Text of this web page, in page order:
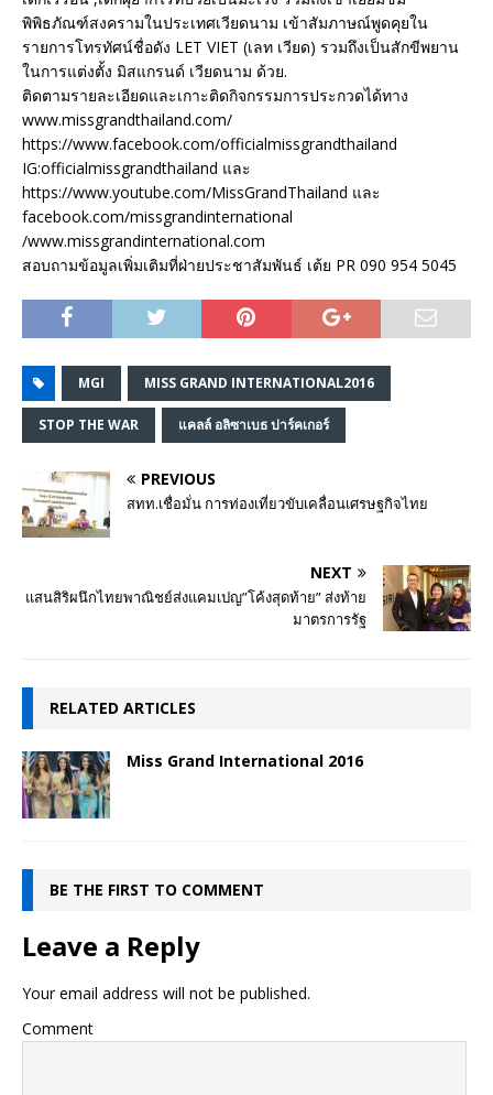
พิพิธภัณฑ์สงครามในประเทศเวียดนาม เข้าสัมภาษณ์พูดคุยใน
รายการโทรทัศน์ชื่อดัง LET VIET (เลท เวียด) รวมถึงเป็นสักขีพยาน
ในการแต่งตั้ง มิสแกรนด์ เวียดนาม ด้วย.
ติดตามรายละเอียดและเกาะติดกิจกรรมการประกวดได้ทาง
www.missgrandthailand.com/
https://www.facebook.com/officialmissgrandthailand
IG:officialmissgrandthailand และ
https://www.youtube.com/MissGrandThailand และ
facebook.com/missgrandinternational
/www.missgrandinternational.com
สอบถามข้อมูลเพิ่มเติมที่ฝ่ายประชาสัมพันธ์ เต้ย PR 090 954 5045
MGI MISS GRAND INTERNATIONAL2016
STOP THE WAR แคลล์ อลิซาเบธ ปาร์คเกอร์
PREVIOUS
สทท.เชื่อมั่น การท่องเที่ยวขับเคลื่อนเศรษฐกิจไทย
NEXT
แสนสิริผนึกไทยพาณิชย์ส่งแคมเปญ”โค้งสุดท้าย” ส่งท้าย
มาตรการรัฐ
RELATED ARTICLES
Miss Grand International 2016
BE THE FIRST TO COMMENT
Leave a Reply
Your email address will not be published.
Comment